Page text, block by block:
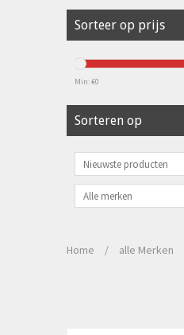
Sorteer op prijs
Min: €0
Sorteren op
Home / alle Merken